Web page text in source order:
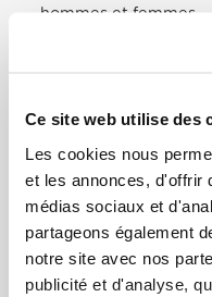
Ce site web utilise des
Les cookies nous
et les annonces, d'offrir
médias sociaux et
partageons également
notre site avec nos
publicité et d'analyse,
hommes et femmes,
compagnons de
personnes ordinaires
écrit les événements
notre histoire
employés de
assistants,
hommes et femmes
services essentiels et